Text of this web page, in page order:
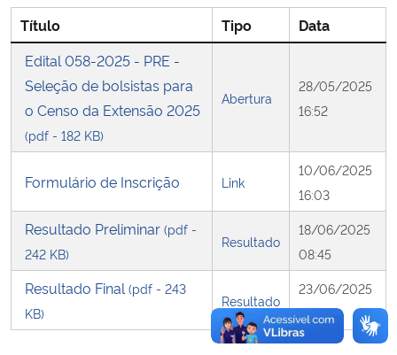
Ministério do Turismo
Controladoria-Geral da União
Ministério da Mulher, da Família e dos Direitos Humanos
Secretaria-Geral
Secretaria de Governo
Gabinete de Segurança Institucional
Advocacia-Geral da União
Título Tipo
Data
Edital 058-2025 - PRE -
Seleção de bolsistas para
o Censo da Extensão 2025
(pdf - 182 KB)
Abertura
28/05/2025
16:52
Formulário de Inscrição Link
10/06/2025
16:03
Resultado Preliminar (pdf -
242 KB)
Resultado
18/06/2025
08:45
Resultado Final (pdf - 243
KB)
Resultado
23/06/2025
16:25